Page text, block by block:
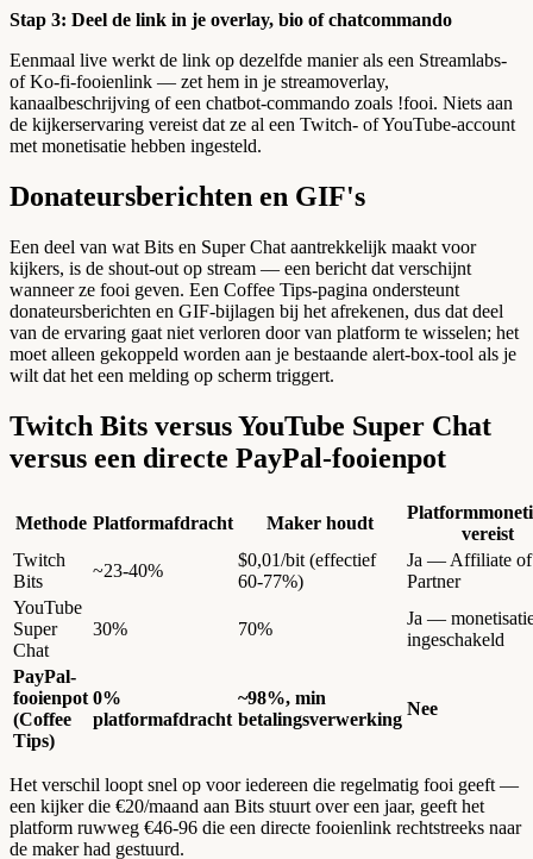
Stap 3: Deel de link in je overlay, bio of chatcommando
Eenmaal live werkt de link op dezelfde manier als een Streamlabs-
of Ko-fi-fooienlink — zet hem in je streamoverlay,
kanaalbeschrijving of een chatbot-commando zoals !fooi. Niets aan
de kijkerservaring vereist dat ze al een Twitch- of YouTube-account
met monetisatie hebben ingesteld.
Donateursberichten en GIF's
Een deel van wat Bits en Super Chat aantrekkelijk maakt voor
kijkers, is de shout-out op stream — een bericht dat verschijnt
wanneer ze fooi geven. Een Coffee Tips-pagina ondersteunt
donateursberichten en GIF-bijlagen bij het afrekenen, dus dat deel
van de ervaring gaat niet verloren door van platform te wisselen; het
moet alleen gekoppeld worden aan je bestaande alert-box-tool als je
wilt dat het een melding op scherm triggert.
Twitch Bits versus YouTube Super Chat
versus een directe PayPal-fooienpot
Methode Platformafdracht Maker houdt
vereist
Twitch
Bits
~23-40%
$0,01/bit (effectief
60-77%)
Ja — Affiliate of
Partner
YouTube
Super
Chat
30% 70%
Ja —
ingeschakeld
PayPal-
fooienpot
(Coffee
Tips)
0%
platformafdracht
~98%, min
betalingsverwerking
Nee
Het verschil loopt snel op voor iedereen die regelmatig fooi geeft —
een kijker die €20/maand aan Bits stuurt over een jaar, geeft het
platform ruwweg €46-96 die een directe fooienlink rechtstreeks naar
de maker had gestuurd.